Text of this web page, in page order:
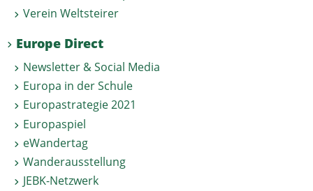
Verein Weltsteirer
Europe Direct
Newsletter & Social Media
Europa in der Schule
Europastrategie 2021
Europaspiel
eWandertag
Wanderausstellung
JEBK-Netzwerk